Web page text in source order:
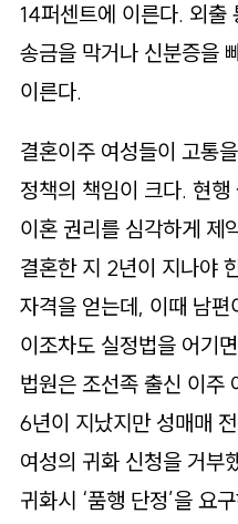
14퍼센트에 이른다. 외출
송금을 막거나 신분증을
이른다.
결혼이주 여성들이 고통
정책의 책임이 크다. 현
이혼 권리를 심각하게 제
결혼한 지 2년이 지나야
자격을 얻는데, 이때 남
이조차도 실정법을 어기
법원은 조선족 출신 이주
6년이 지났지만 성매매
여성의 귀화 신청을 거부
귀화시 ‘품행 단정’을 요